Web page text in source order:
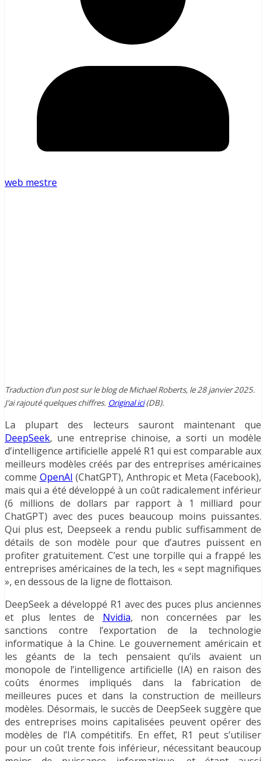
web mestre
Traduction d’un post sur le blog de Michael Roberts, le 28 janvier 2025.
J’ai rajouté quelques chiffres. Original ici(DB).
La plupart des lecteurs sauront maintenant que
DeepSeek, une entreprise chinoise, a sorti un modèle
d’intelligence artificielle appelé R1 qui est comparable aux
meilleurs modèles créés par des entreprises américaines
comme OpenAI (ChatGPT), Anthropic et Meta (Facebook),
mais qui a été développé à un coût radicalement inférieur
(6 millions de dollars par rapport à 1 milliard pour
ChatGPT) avec des puces beaucoup moins puissantes.
Qui plus est, Deepseek a rendu public suffisamment de
détails de son modèle pour que d’autres puissent en
profiter gratuitement. C’est une torpille qui a frappé les
entreprises américaines de la tech, les « sept magnifiques
», en dessous de la ligne de flottaison.
DeepSeek a développé R1 avec des puces plus anciennes
et plus lentes de Nvidia, non concernées par les
sanctions contre l’exportation de la technologie
informatique à la Chine. Le gouvernement américain et
les géants de la tech pensaient qu’ils avaient un
monopole de l’intelligence artificielle (IA) en raison des
coûts énormes impliqués dans la fabrication de
meilleures puces et dans la construction de meilleurs
modèles. Désormais, le succès de DeepSeek suggère que
des entreprises moins capitalisées peuvent opérer des
modèles de l’IA compétitifs. En effet, R1 peut s’utiliser
pour un coût trente fois inférieur, nécessitant beaucoup